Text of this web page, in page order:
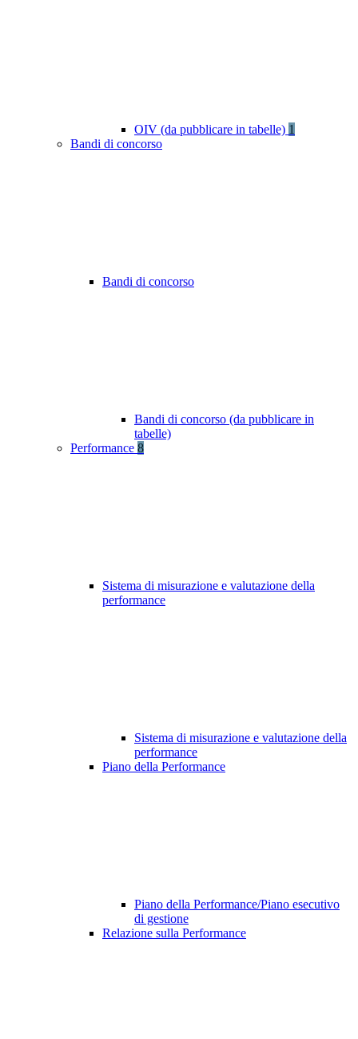
OIV (da pubblicare in tabelle) 1
Bandi di concorso
Bandi di concorso
Bandi di concorso (da pubblicare in
tabelle)
Performance 8
Sistema di misurazione e valutazione della
performance
Sistema di misurazione e valutazione della
performance
Piano della Performance
Piano della Performance/Piano esecutivo
di gestione
Relazione sulla Performance